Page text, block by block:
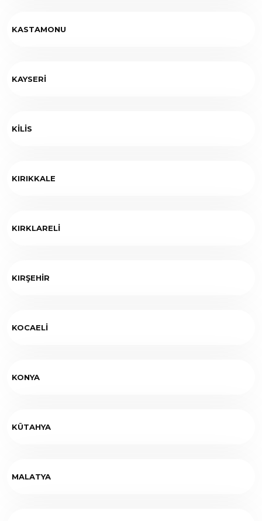
KASTAMONU
KAYSERİ
KİLİS
KIRIKKALE
KIRKLARELİ
KIRŞEHİR
KOCAELİ
KONYA
KÜTAHYA
MALATYA